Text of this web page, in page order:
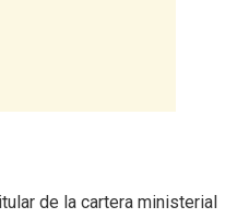
de la cartera ministerial